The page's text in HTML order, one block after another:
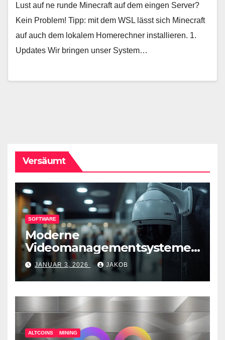
Lust auf ne runde Minecraft auf dem eingen Server?
Kein Problem! Tipp: mit dem WSL lässt sich Minecraft
auf auch dem lokalem Homerechner installieren. 1.
Updates Wir bringen unser System…
Versäumt
SOFTWARE
Moderne
Videomanagementsysteme
(VMS) – mehr als nur
Überwachungswerkzeuge
JANUAR 3, 2026 JAKOB
ALTCOINS MINING